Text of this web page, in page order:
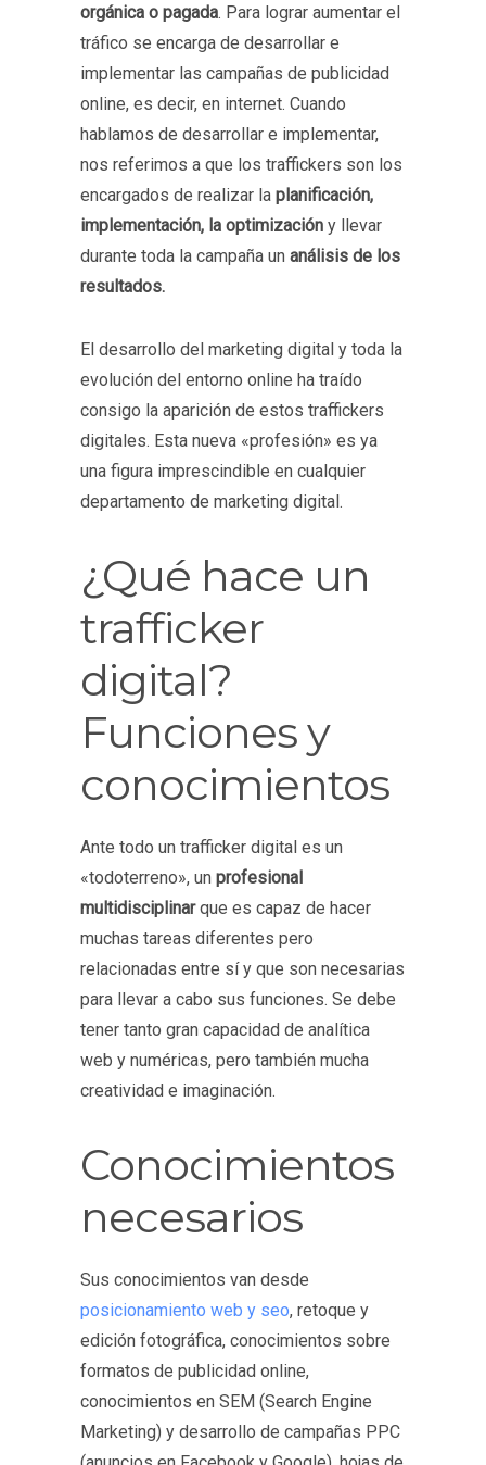
orgánica o pagada. Para lograr aumentar el
tráfico se encarga de desarrollar e
implementar las campañas de publicidad
online, es decir, en internet. Cuando
hablamos de desarrollar e implementar,
nos referimos a que los traffickers son los
encargados de realizar la planificación,
implementación, la optimización y llevar
durante toda la campaña un análisis de los
resultados.
El desarrollo del marketing digital y toda la
evolución del entorno online ha traído
consigo la aparición de estos traffickers
digitales. Esta nueva «profesión» es ya
una figura imprescindible en cualquier
departamento de marketing digital.
¿Qué hace un
trafficker
digital?
Funciones y
conocimientos
Ante todo un trafficker digital es un
«todoterreno», un profesional
multidisciplinarque es capaz de hacer
muchas tareas diferentes pero
relacionadas entre sí y que son necesarias
para llevar a cabo sus funciones. Se debe
tener tanto gran capacidad de analítica
web y numéricas, pero también mucha
creatividad e imaginación.
Conocimientos
necesarios
Sus conocimientos van desde
posicionamiento web y seo, retoque y
edición fotográfica, conocimientos sobre
formatos de publicidad online,
conocimientos en SEM (Search Engine
Marketing) y desarrollo de campañas PPC